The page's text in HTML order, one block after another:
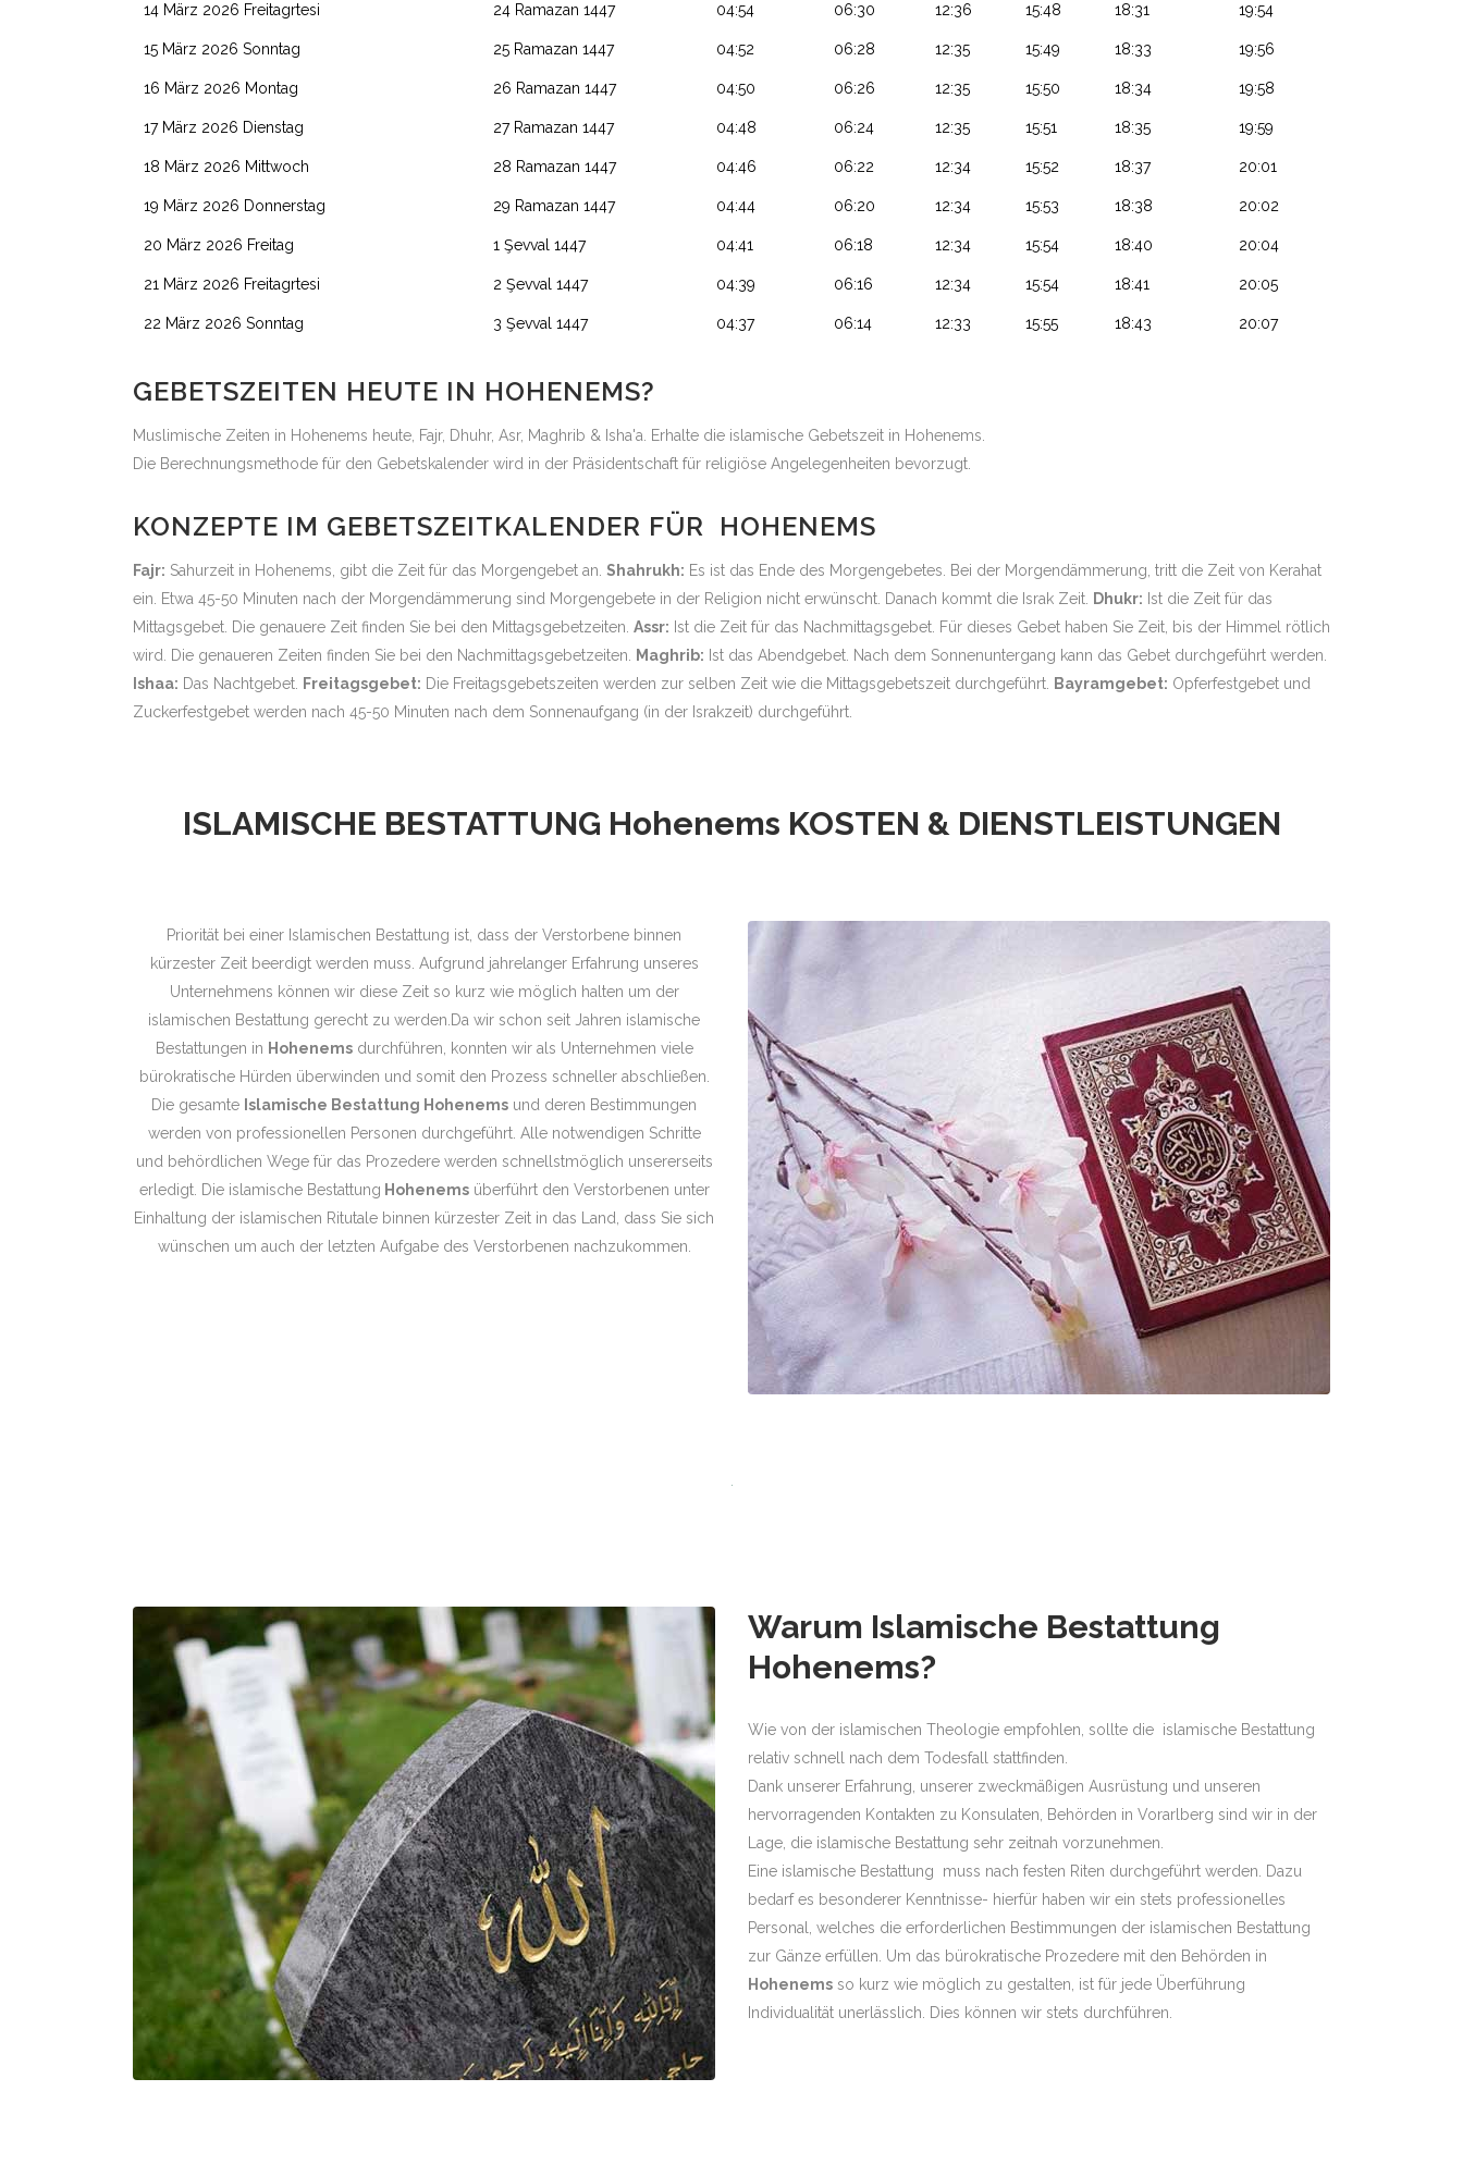
14 März 2026 Freitagrtesi 24 Ramazan 1447 04:54 06:30 12:36 15:48 18:31 19:54
15 März 2026 Sonntag 25 Ramazan 1447 04:52 06:28 12:35 15:49 18:33 19:56
16 März 2026 Montag 26 Ramazan 1447 04:50 06:26 12:35 15:50 18:34 19:58
17 März 2026 Dienstag 27 Ramazan 1447 04:48 06:24 12:35 15:51 18:35 19:59
18 März 2026 Mittwoch 28 Ramazan 1447 04:46 06:22 12:34 15:52 18:37 20:01
19 März 2026 Donnerstag 29 Ramazan 1447 04:44 06:20 12:34 15:53 18:38 20:02
20 März 2026 Freitag 1 Şevval 1447 04:41 06:18 12:34 15:54 18:40 20:04
21 März 2026 Freitagrtesi 2 Şevval 1447 04:39 06:16 12:34 15:54 18:41 20:05
22 März 2026 Sonntag 3 Şevval 1447 04:37 06:14 12:33 15:55 18:43 20:07
GEBETSZEITEN HEUTE IN HOHENEMS?
Muslimische Zeiten in Hohenems heute, Fajr, Dhuhr, Asr, Maghrib & Isha'a. Erhalte die islamische Gebetszeit in Hohenems.
Die Berechnungsmethode für den Gebetskalender wird in der Präsidentschaft für religiöse Angelegenheiten bevorzugt.
KONZEPTE IM GEBETSZEITKALENDER FÜR HOHENEMS
Fajr: Sahurzeit in Hohenems, gibt die Zeit für das Morgengebet an. Shahrukh: Es ist das Ende des Morgengebetes. Bei der Morgendämmerung, tritt die Zeit von Kerahat
ein. Etwa 45-50 Minuten nach der Morgendämmerung sind Morgengebete in der Religion nicht erwünscht. Danach kommt die Israk Zeit. Dhukr: Ist die Zeit für das
Mittagsgebet. Die genauere Zeit finden Sie bei den Mittagsgebetzeiten. Assr: Ist die Zeit für das Nachmittagsgebet. Für dieses Gebet haben Sie Zeit, bis der Himmel rötlich
wird. Die genaueren Zeiten finden Sie bei den Nachmittagsgebetzeiten. Maghrib: Ist das Abendgebet. Nach dem Sonnenuntergang kann das Gebet durchgeführt werden.
Ishaa: Das Nachtgebet. Freitagsgebet: Die Freitagsgebetszeiten werden zur selben Zeit wie die Mittagsgebetszeit durchgeführt. Bayramgebet: Opferfestgebet und
Zuckerfestgebet werden nach 45-50 Minuten nach dem Sonnenaufgang (in der Israkzeit) durchgeführt.
ISLAMISCHE BESTATTUNG Hohenems KOSTEN & DIENSTLEISTUNGEN
Priorität bei einer Islamischen Bestattung ist, dass der Verstorbene binnen
kürzester Zeit beerdigt werden muss. Aufgrund jahrelanger Erfahrung unseres
Unternehmens können wir diese Zeit so kurz wie möglich halten um der
islamischen Bestattung gerecht zu werden.Da wir schon seit Jahren islamische
Bestattungen in Hohenemsdurchführen, konnten wir als Unternehmen viele
bürokratische Hürden überwinden und somit den Prozess schneller abschließen.
Die gesamte Islamische Bestattung Hohenems und deren Bestimmungen
werden von professionellen Personen durchgeführt. Alle notwendigen Schritte
und behördlichen Wege für das Prozedere werden schnellstmöglich unsererseits
erledigt. Die islamische Bestattung Hohenemsüberführt den Verstorbenen unter
Einhaltung der islamischen Ritutale binnen kürzester Zeit in das Land, dass Sie sich
wünschen um auch der letzten Aufgabe des Verstorbenen nachzukommen.
Warum Islamische Bestattung
Hohenems?
Wie von der islamischen Theologie empfohlen, sollte die islamische Bestattung
relativ schnell nach dem Todesfall stattfinden.
Dank unserer Erfahrung, unserer zweckmäßigen Ausrüstung und unseren
hervorragenden Kontakten zu Konsulaten, Behörden in Vorarlberg sind wir in der
Lage, die islamische Bestattung sehr zeitnah vorzunehmen.
Eine islamische Bestattung muss nach festen Riten durchgeführt werden. Dazu
bedarf es besonderer Kenntnisse- hierfür haben wir ein stets professionelles
Personal, welches die erforderlichen Bestimmungen der islamischen Bestattung
zur Gänze erfüllen. Um das bürokratische Prozedere mit den Behörden in
Hohenems so kurz wie möglich zu gestalten, ist für jede Überführung
Individualität unerlässlich. Dies können wir stets durchführen.